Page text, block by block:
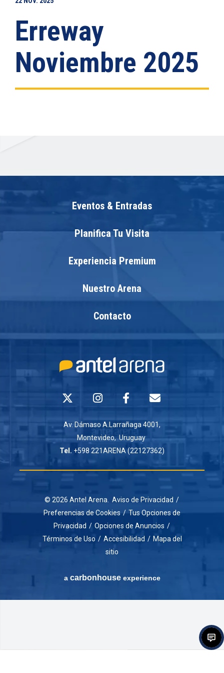
Erreway
Noviembre 2025
Eventos & Entradas
Planifica Tu Visita
Experiencia Premium
Nuestro Arena
Contacto
Av. Dámaso A.Larrañaga 4001,
Montevideo, Uruguay
Tel. +598 221ARENA (22127362)
© 2026 Antel Arena. Aviso de Privacidad /
Preferencias de Cookies / Tus Opciones de
Privacidad / Opciones de Anuncios /
Términos de Uso / Accesibilidad / Mapa del
sitio
a carbon houseexperience